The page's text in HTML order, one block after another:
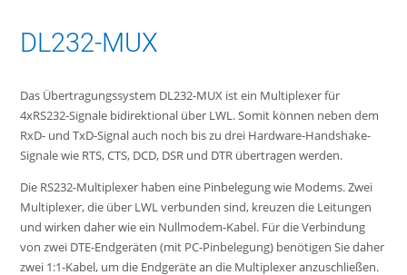
DL232-MUX
Das Übertragungssystem DL232-MUX ist ein Multiplexer für
4xRS232-Signale bidirektional über LWL. Somit können neben dem
RxD- und TxD-Signal auch noch bis zu drei Hardware-Handshake-
Signale wie RTS, CTS, DCD, DSR und DTR übertragen werden.
Die RS232-Multiplexer haben eine Pinbelegung wie Modems. Zwei
Multiplexer, die über LWL verbunden sind, kreuzen die Leitungen
und wirken daher wie ein Nullmodem-Kabel. Für die Verbindung
von zwei DTE-Endgeräten (mit PC-Pinbelegung) benötigen Sie daher
zwei 1:1-Kabel, um die Endgeräte an die Multiplexer anzuschließen.